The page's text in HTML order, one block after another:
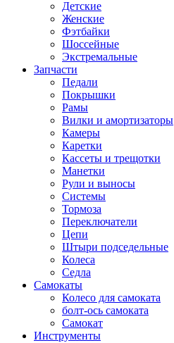
Детские
Женские
Фэтбайки
Шоссейные
Экстремальные
Запчасти
Педали
Покрышки
Рамы
Вилки и амортизаторы
Камеры
Каретки
Кассеты и трещотки
Манетки
Рули и выносы
Системы
Тормоза
Переключатели
Цепи
Штыри подседельные
Колеса
Седла
Самокаты
Колесо для самоката
болт-ось самоката
Самокат
Инструменты